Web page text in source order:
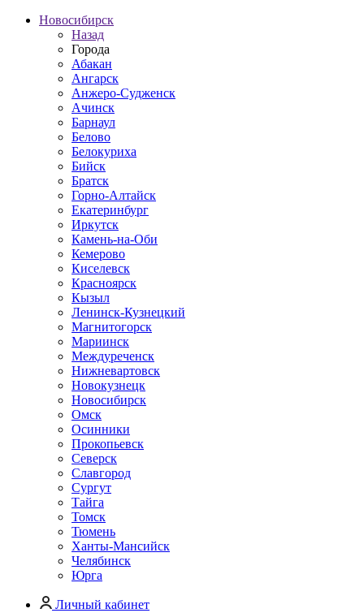
Новосибирск
Назад
Города
Абакан
Ангарск
Анжеро-Судженск
Ачинск
Барнаул
Белово
Белокуриха
Бийск
Братск
Горно-Алтайск
Екатеринбург
Иркутск
Камень-на-Оби
Кемерово
Киселевск
Красноярск
Кызыл
Ленинск-Кузнецкий
Магнитогорск
Мариинск
Междуреченск
Нижневартовск
Новокузнецк
Новосибирск
Омск
Осинники
Прокопьевск
Северск
Славгород
Сургут
Тайга
Томск
Тюмень
Ханты-Мансийск
Челябинск
Юрга
Личный кабинет